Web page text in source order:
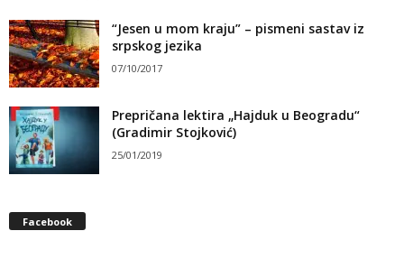
“Jesen u mom kraju” – pismeni sastav iz
srpskog jezika
07/10/2017
Prepričana lektira „Hajduk u Beogradu“
(Gradimir Stojković)
25/01/2019
Facebook